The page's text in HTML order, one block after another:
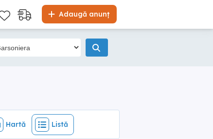
Adaugă anunț
Hartă Listă
Hartă Listă